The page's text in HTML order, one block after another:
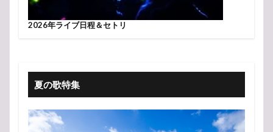
2026年ライブ日程＆セトリ
夏の歌特集